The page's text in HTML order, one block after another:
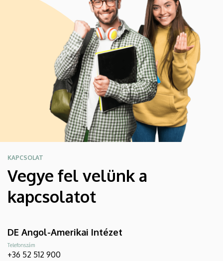
KAPCSOLAT
Vegye fel velünk a
kapcsolatot
DE Angol-Amerikai Intézet
Telefonszám
+36 52 512 900